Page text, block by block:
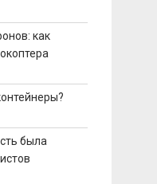
как
была